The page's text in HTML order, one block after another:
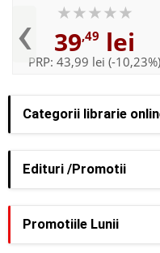
Categorii librarie
Edituri /Promotii
‹ 39,49 lei
PRP: 43,99 lei (-10,23%)
Promotiile Lunii